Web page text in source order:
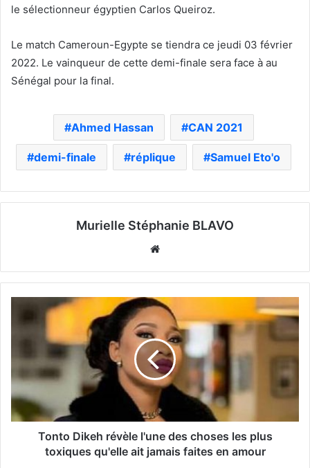
le sélectionneur égyptien Carlos Queiroz.
Le match Cameroun-Egypte se tiendra ce jeudi 03 février
2022. Le vainqueur de cette demi-finale sera face à au
Sénégal pour la final.
Ahmed Hassan CAN 2021
demi-finale réplique Samuel Eto'o
Murielle Stéphanie BLAVO
Tonto Dikeh révèle l'une des choses les plus
toxiques qu'elle ait jamais faites en amour